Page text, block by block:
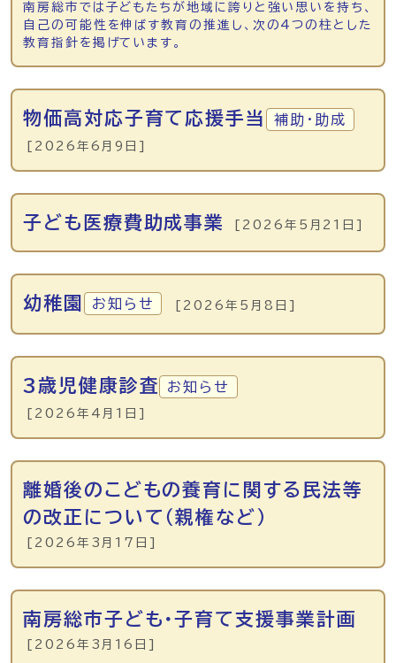
南房総市では子どもたちが地域に誇りと強い思いを持ち、
自己の可能性を伸ばす教育の推進し、次の4つの柱とした
教育指針を掲げています。
物価高対応子育て応援手当 補助・助成
[2026年6月9日]
子ども医療費助成事業 [2026年5月21日]
幼稚園 お知らせ [2026年5月8日]
3歳児健康診査 お知らせ
[2026年4月1日]
離婚後のこどもの養育に関する民法等
の改正について（親権など）
[2026年3月17日]
南房総市子ども・子育て支援事業計画
[2026年3月16日]